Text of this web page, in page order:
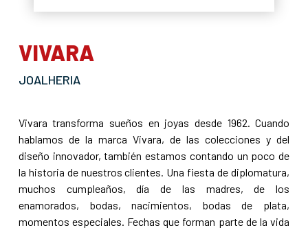
VIVARA
JOALHERIA
Vivara transforma sueños en joyas desde 1962. Cuando
hablamos de la marca Vivara, de las colecciones y del
diseño innovador, también estamos contando un poco de
la historia de nuestros clientes. Una fiesta de diplomatura,
muchos cumpleaños, día de las madres, de los
enamorados, bodas, nacimientos, bodas de plata,
momentos especiales. Fechas que forman parte de la vida